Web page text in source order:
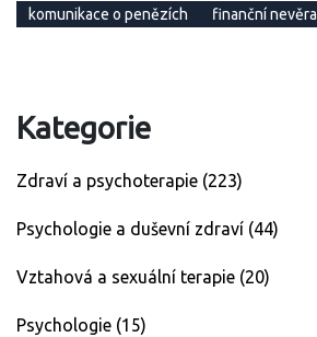
komunikace o penězích
finanční nevěra
Kategorie
Zdraví a psychoterapie (223)
Psychologie a duševní zdraví (44)
Vztahová a sexuální terapie (20)
Psychologie (15)